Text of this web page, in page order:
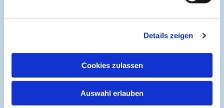
Details zeigen
Cookies zulassen
Auswahl erlauben
Kirchenkreis Wuppertal
Altenwohnstätte